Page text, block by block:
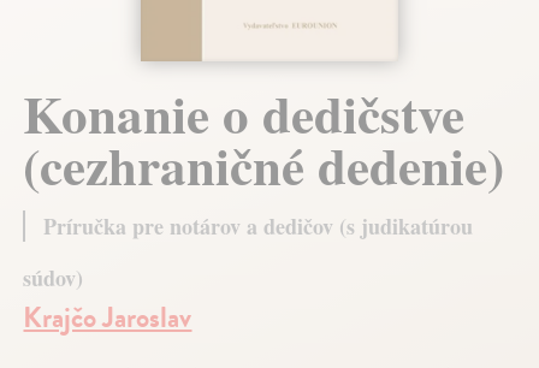
Konanie o dedičstve
(cezhraničné dedenie)
Príručka pre notárov a dedičov (s judikatúrou
súdov)
Krajčo Jaroslav